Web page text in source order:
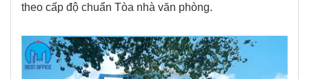
theo cấp độ chuẩn Tòa nhà văn phòng.